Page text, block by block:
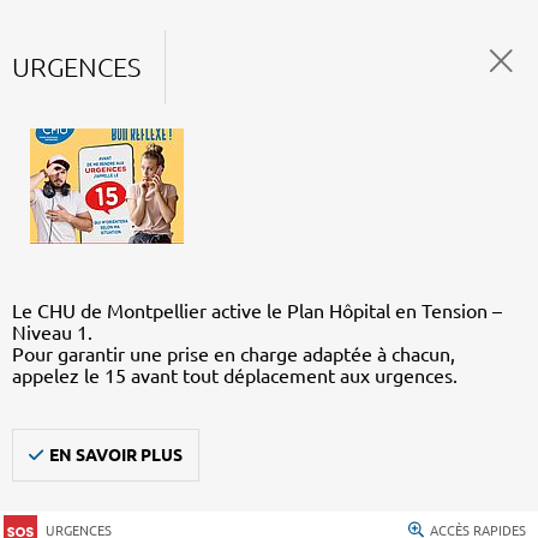
URGENCES
Le CHU de Montpellier active le Plan Hôpital en Tension –
Niveau 1.
Pour garantir une prise en charge adaptée à chacun,
appelez le 15 avant tout déplacement aux urgences.
EN SAVOIR PLUS
URGENCES ACCÈS RAPIDES